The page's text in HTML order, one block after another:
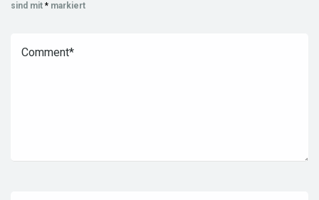
sind mit * markiert